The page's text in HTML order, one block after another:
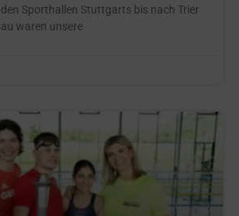
Sporthallen Stuttgarts bis nach Trier
waren unsere